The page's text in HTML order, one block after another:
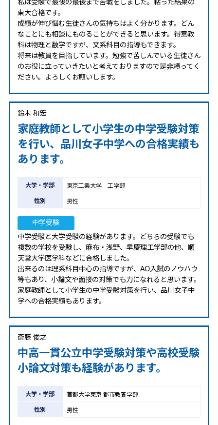
私は受験で最後の最後まで苦戦をしました。粘った結果の
東大合格です。
成績が伸び悩む生徒さんの気持ちはよく分かります。どん
なことにも相談にものることができると思います。得意教
科は物理と数学ですが、文系科目の指導もできます。
将来は教員を目指しています。勉強で苦しんでいる生徒さん
のお役に立っていきたいと考えておりますので是非頼ってく
ださい。よろしくお願いします。
鈴木 和宏
家庭教師として小学生の中学受験対策
を行い、品川女子中学への合格実績も
あります。
大学・学部 東京工業大学 工学部
性別 男性
中学受験
中学受験と大学受験の経験があります。どちらの受験でも
複数の学校を受験し、麻布・浅野、早慶理工学部の他、順
天堂大学医学科などに合格しました。
出来るのは理系科目中心の指導ですが、AO入試のノウハウ
等もあり、小論文や面接の対策でも力になれると思います。
家庭教師として小学生の中学受験対策を行い、品川女子中
学への合格実績もあります。
斎藤 俊之
中高一貫公立中学受験対策や高校受験
小論文対策も経験があります。
大学・学部 首都大学東京 都市教養学部
性別 男性